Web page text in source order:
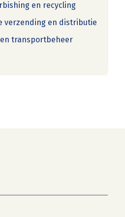
en recycling
verzending en distributie
transportbeheer